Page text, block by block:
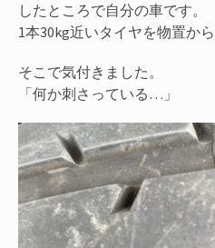
したところで自分の車です。
1本30kg近いタイヤを物置か
そこで気付きました。
「何か刺さっている…」